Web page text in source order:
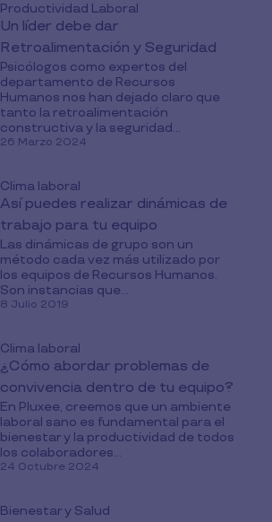
Productividad Laboral
Un líder debe dar
Retroalimentación y Seguridad
Psicólogos como expertos del
departamento de Recursos
Humanos nos han dejado claro que
tanto la retroalimentación
constructiva y la seguridad...
26 Marzo 2024
Clima laboral
Así puedes realizar dinámicas de
trabajo para tu equipo
Las dinámicas de grupo son un
método cada vez más utilizado por
los equipos de Recursos Humanos.
Son instancias que...
8 Julio 2019
Clima laboral
¿Cómo abordar problemas de
convivencia dentro de tu equipo?
En Pluxee, creemos que un ambiente
laboral sano es fundamental para el
bienestar y la productividad de todos
los colaboradores...
24 Octubre 2024
Bienestar y Salud